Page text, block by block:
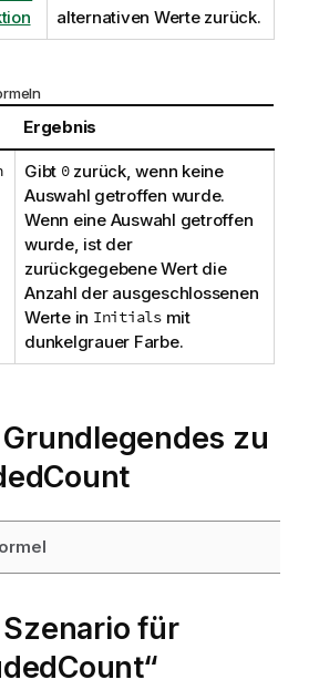
alternativen Werte zurück.
Ergebnis
Gibt 0zurück, wenn keine
Auswahl getroffen wurde.
Wenn eine Auswahl getroffen
wurde, ist der
zurückgegebene Wert die
Anzahl der ausgeschlossenen
Werte in Initialsmit
dunkelgrauer Farbe.
zu
für
“